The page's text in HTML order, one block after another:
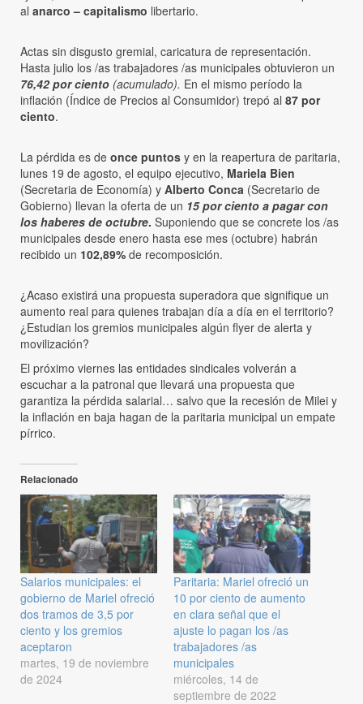
al anarco – capitalismo libertario.
Actas sin disgusto gremial, caricatura de representación.
Hasta julio los /as trabajadores /as municipales obtuvieron un
76,42 por ciento (acumulado). En el mismo período la
inflación (Índice de Precios al Consumidor) trepó al 87 por
ciento.
La pérdida es de once puntos y en la reapertura de paritaria,
lunes 19 de agosto, el equipo ejecutivo, Mariela Bien
(Secretaria de Economía) y Alberto Conca (Secretario de
Gobierno) llevan la oferta de un 15 por ciento a pagar con
los haberes de octubre. Suponiendo que se concrete los /as
municipales desde enero hasta ese mes (octubre) habrán
recibido un 102,89% de recomposición.
¿Acaso existirá una propuesta superadora que signifique un
aumento real para quienes trabajan día a día en el territorio?
¿Estudian los gremios municipales algún flyer de alerta y
movilización?
El próximo viernes las entidades sindicales volverán a
escuchar a la patronal que llevará una propuesta que
garantiza la pérdida salarial… salvo que la recesión de Milei y
la inflación en baja hagan de la paritaria municipal un empate
pírrico.
Relacionado
Salarios municipales: el
gobierno de Mariel ofreció
dos tramos de 3,5 por
ciento y los gremios
aceptaron
martes, 19 de noviembre
de 2024
Paritaria: Mariel ofreció un
10 por ciento de aumento
en clara señal que el
ajuste lo pagan los /as
trabajadores /as
municipales
miércoles, 14 de
septiembre de 2022